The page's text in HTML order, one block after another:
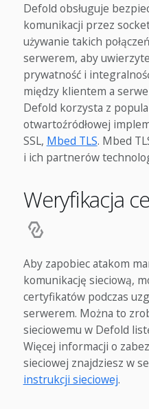
Defold obsługuje
komunikacji przez
używanie takich
serwerem, aby
prywatność i
między klientem a
Defold korzysta z
otwartoźródłowej
SSL, Mbed TLS. Mbed
i ich partnerów
Weryfikacja
Aby zapobiec atakom
komunikację sieciową,
certyfikatów podczas
serwerem. Można to
sieciowemu w Defold
Więcej informacji o
sieciowej znajdziesz w
instrukcji sieciowej.